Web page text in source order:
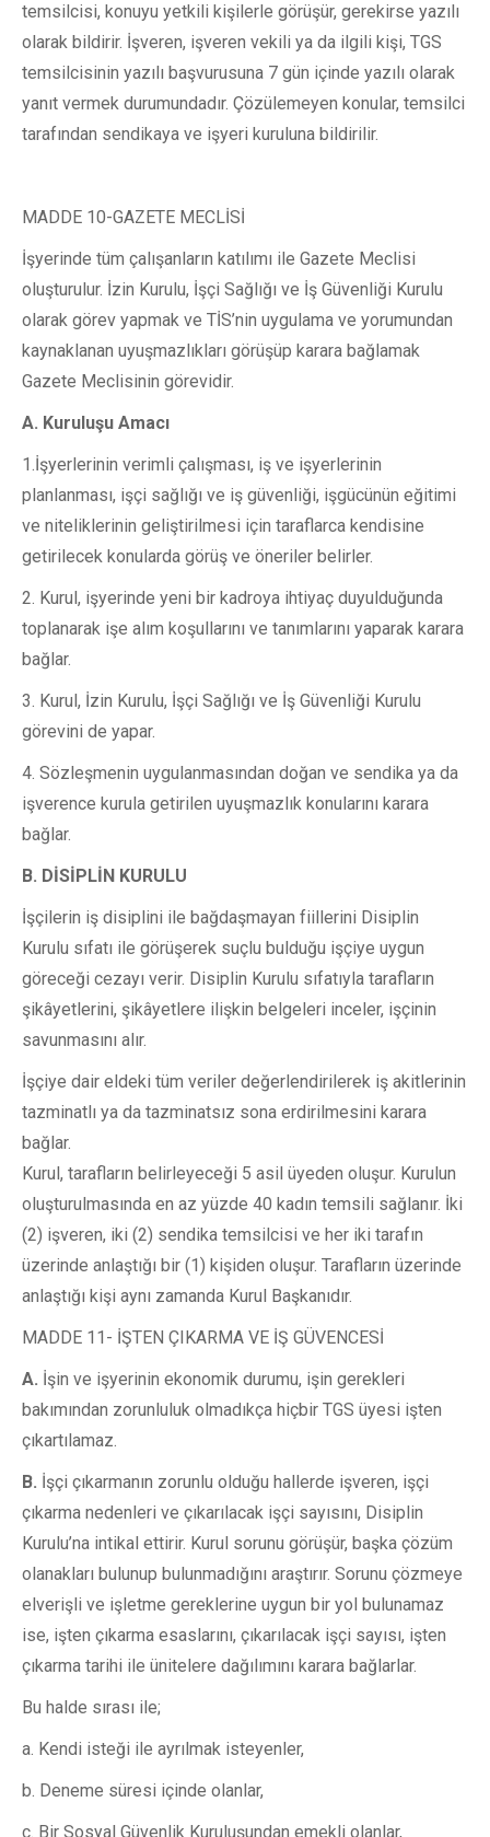
temsilcisi, konuyu yetkili kişilerle görüşür, gerekirse yazılı
olarak bildirir. İşveren, işveren vekili ya da ilgili kişi, TGS
temsilcisinin yazılı başvurusuna 7 gün içinde yazılı olarak
yanıt vermek durumundadır. Çözülemeyen konular, temsilci
tarafından sendikaya ve işyeri kuruluna bildirilir.
MADDE 10-GAZETE MECLİSİ
İşyerinde tüm çalışanların katılımı ile Gazete Meclisi
oluşturulur. İzin Kurulu, İşçi Sağlığı ve İş Güvenliği Kurulu
olarak görev yapmak ve TİS’nin uygulama ve yorumundan
kaynaklanan uyuşmazlıkları görüşüp karara bağlamak
Gazete Meclisinin görevidir.
A. Kuruluşu Amacı
1.İşyerlerinin verimli çalışması, iş ve işyerlerinin
planlanması, işçi sağlığı ve iş güvenliği, işgücünün eğitimi
ve niteliklerinin geliştirilmesi için taraflarca kendisine
getirilecek konularda görüş ve öneriler belirler.
2. Kurul, işyerinde yeni bir kadroya ihtiyaç duyulduğunda
toplanarak işe alım koşullarını ve tanımlarını yaparak karara
bağlar.
3. Kurul, İzin Kurulu, İşçi Sağlığı ve İş Güvenliği Kurulu
görevini de yapar.
4. Sözleşmenin uygulanmasından doğan ve sendika ya da
işverence kurula getirilen uyuşmazlık konularını karara
bağlar.
B. DİSİPLİN KURULU
İşçilerin iş disiplini ile bağdaşmayan fiillerini Disiplin
Kurulu sıfatı ile görüşerek suçlu bulduğu işçiye uygun
göreceği cezayı verir. Disiplin Kurulu sıfatıyla tarafların
şikâyetlerini, şikâyetlere ilişkin belgeleri inceler, işçinin
savunmasını alır.
İşçiye dair eldeki tüm veriler değerlendirilerek iş akitlerinin
tazminatlı ya da tazminatsız sona erdirilmesini karara
bağlar.
Kurul, tarafların belirleyeceği 5 asil üyeden oluşur. Kurulun
oluşturulmasında en az yüzde 40 kadın temsili sağlanır. İki
(2) işveren, iki (2) sendika temsilcisi ve her iki tarafın
üzerinde anlaştığı bir (1) kişiden oluşur. Tarafların üzerinde
anlaştığı kişi aynı zamanda Kurul Başkanıdır.
MADDE 11- İŞTEN ÇIKARMA VE İŞ GÜVENCESİ
A. İşin ve işyerinin ekonomik durumu, işin gerekleri
bakımından zorunluluk olmadıkça hiçbir TGS üyesi işten
çıkartılamaz.
B. İşçi çıkarmanın zorunlu olduğu hallerde işveren, işçi
çıkarma nedenleri ve çıkarılacak işçi sayısını, Disiplin
Kurulu’na intikal ettirir. Kurul sorunu görüşür, başka çözüm
olanakları bulunup bulunmadığını araştırır. Sorunu çözmeye
elverişli ve işletme gereklerine uygun bir yol bulunamaz
ise, işten çıkarma esaslarını, çıkarılacak işçi sayısı, işten
çıkarma tarihi ile ünitelere dağılımını karara bağlarlar.
Bu halde sırası ile;
a. Kendi isteği ile ayrılmak isteyenler,
b. Deneme süresi içinde olanlar,
c. Bir Sosyal Güvenlik Kuruluşundan emekli olanlar,